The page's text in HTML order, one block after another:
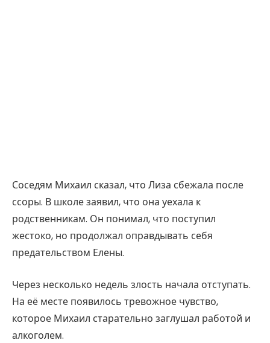
Соседям Михаил сказал, что Лиза сбежала после
ссоры. В школе заявил, что она уехала к
родственникам. Он понимал, что поступил
жестоко, но продолжал оправдывать себя
предательством Елены.
Через несколько недель злость начала отступать.
На её месте появилось тревожное чувство,
которое Михаил старательно заглушал работой и
алкоголем.